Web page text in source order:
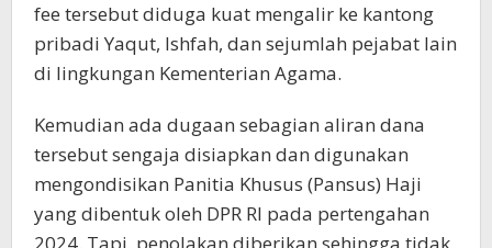
fee tersebut diduga kuat mengalir ke kantong
pribadi Yaqut, Ishfah, dan sejumlah pejabat lain
di lingkungan Kementerian Agama.
Kemudian ada dugaan sebagian aliran dana
tersebut sengaja disiapkan dan digunakan
mengondisikan Panitia Khusus (Pansus) Haji
yang dibentuk oleh DPR RI pada pertengahan